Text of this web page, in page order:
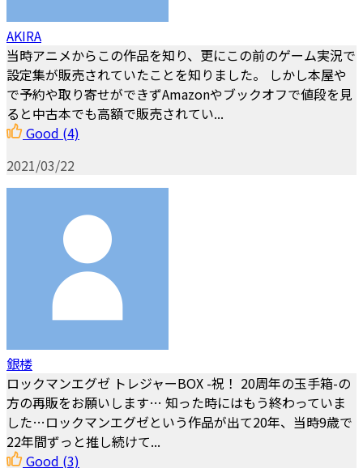
AKIRA
当時アニメからこの作品を知り、更にこの前のゲーム実況で
設定集が販売されていたことを知りました。 しかし本屋や
で予約や取り寄せができずAmazonやブックオフで値段を見
ると中古本でも高額で販売されてい...
Good (4)
2021/03/22
銀楼
ロックマンエグゼ トレジャーBOX -祝！ 20周年の玉手箱-の
方の再販をお願いします… 知った時にはもう終わっていま
した…ロックマンエグゼという作品が出て20年、当時9歳で
22年間ずっと推し続けて...
Good (3)